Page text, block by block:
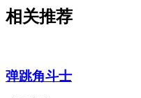
相关推荐
弹跳角斗士